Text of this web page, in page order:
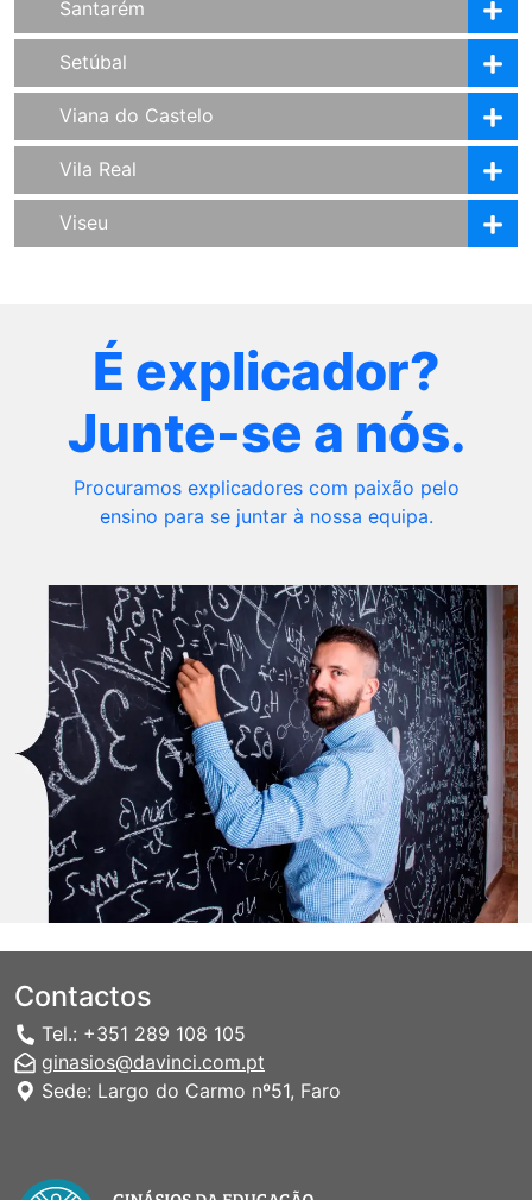
Santarém
Setúbal
Viana do Castelo
Vila Real
Viseu
É explicador?
Junte-se a nós.
Procuramos explicadores com paixão pelo
ensino para se juntar à nossa equipa.
Contactos
Tel.: +351 289 108 105
ginasios@davinci.com.pt
Sede: Largo do Carmo nº51, Faro